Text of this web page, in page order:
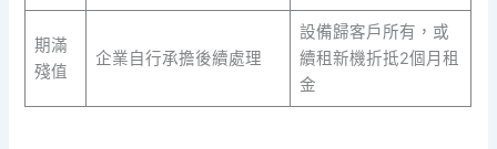
期滿
殘值
企業自行承擔後續處理
設備歸客戶所有，或
續租新機折抵2個月租
金